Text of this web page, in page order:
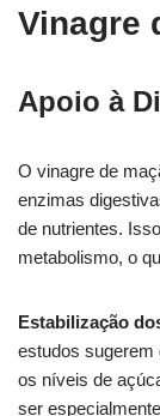
Vinagre
Apoio à
O vinagre de
enzimas
de nutrientes.
metabolismo, o
Estabilização
estudos sugerem
os níveis de
ser